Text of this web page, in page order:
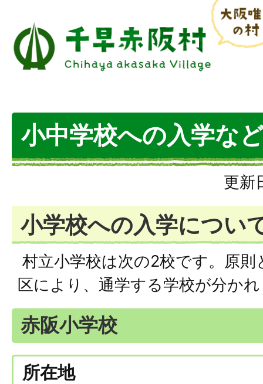
小中学校への入学な
更新
小学校への入学につい
村立小学校は次の2校です。原
区により、通学する学校が分か
赤阪小学校
所在地